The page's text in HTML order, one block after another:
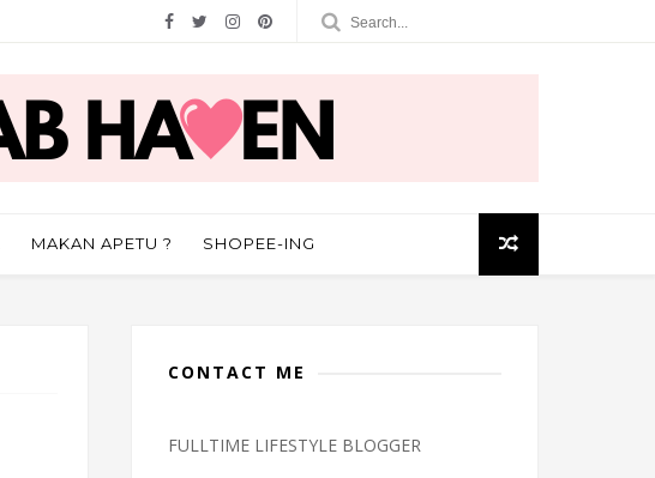
MAKAN APETU ? SHOPEE-ING
CONTACT ME
FULLTIME LIFESTYLE BLOGGER